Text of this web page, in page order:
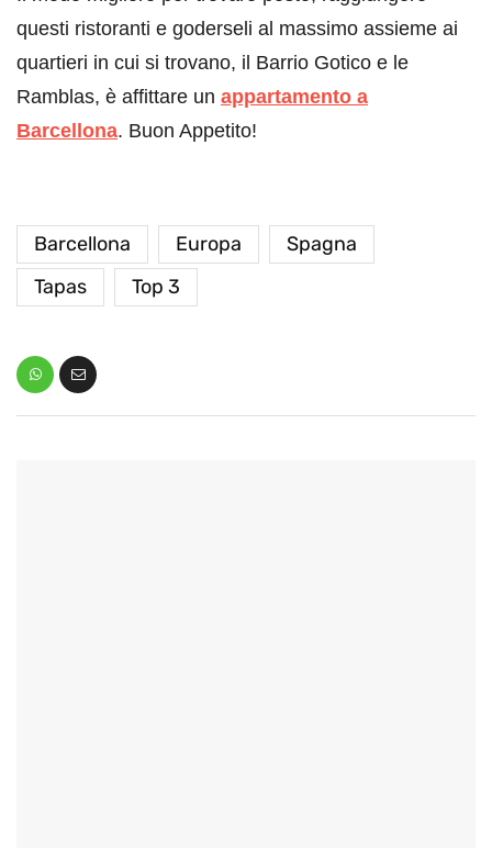
questi ristoranti e goderseli al massimo assieme ai
quartieri in cui si trovano, il Barrio Gotico e le
Ramblas, è affittare un appartamento a
Barcellona. Buon Appetito!
Barcellona Europa
Spagna
Tapas
Top 3